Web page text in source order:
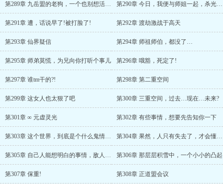
第289章 九岳盟的老狗，一个也别想活着离开这里! 第290章 今日，我便与师姐一起，杀光这些魍魉杂碎!
第291章 遭，话说早了!被打脸了! 第292章 渡劫激战于高天
第293章 仙界疑信 第294章 师祖师伯，都没了…
第295章 师弟莫慌，为兄向你打听个事儿 第296章 哦豁，死定了!
第297章 谁tm干的?! 第298章 第二重空间
第299章 这女人也太狠了吧 第300章 三重空间，过去…现在…未来?
第301章 ∞ 元虚灵光 第302章 有些事情，想要先告知你一下
第303章 这个世界，到底是个什么鬼情况… 第304章 果然，人只有失去了，才会懂的珍惜吗
第305章 自己人能想明白的事情，敌人也定然明白 第306章 那层层积雪中，一个小小的凸起
第307章 保重! 第308章 正道盟会议